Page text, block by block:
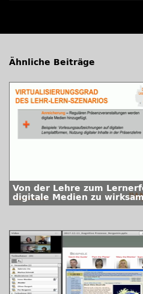
Ähnliche Beiträge
Von der Lehre zum
digitale Medien zu